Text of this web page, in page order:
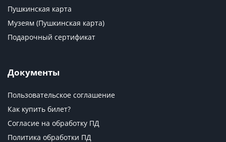
Пушкинская карта
Музеям (Пушкинская карта)
Подарочный сертификат
Документы
Пользовательское соглашение
Как купить билет?
Согласие на обработку ПД
Политика обработки ПД